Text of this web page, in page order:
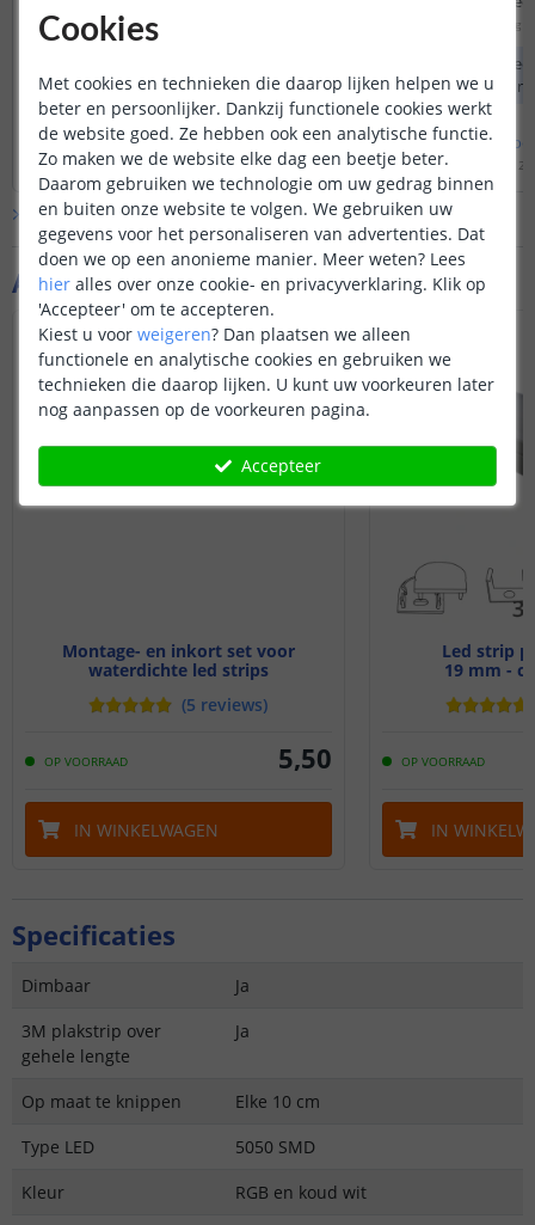
Aanvullende producten
Montage- en inkort set voor
waterdichte led strips
(5 reviews)
OP VOORRAAD 5,50
IN WINKELWAGEN
Led strip
19 mm -
OP VOORRAAD
IN
bevestigen? En geeft dit dan voldoende
licht voor een hoekaquarium?
Door Glenn op dinsdag 12 januari 2021
doorgegeven in de keuzehulp en deze
set wordt aangeraden, zal dit
voldoende zijn.
Bekijkheleantwoord
Door Lizzy op woensdag 13 januari 2021
maandag
Dat is inderdaad
ledstrips worden
Bekijkhele
Door Lizzy op maandag
Bekijk alle Vraag & antwoord
Specificaties
Dimbaar
Ja
3M plakstrip over
gehele lengte
Ja
Op maat te knippen
Elke 10 cm
Type LED
5050 SMD
Kleur
RGB en koud wit
Cookies
Met cookies en technieken die daarop lijken helpen we u
beter en persoonlijker. Dankzij functionele cookies werkt
de website goed. Ze hebben ook een analytische functie.
Zo maken we de website elke dag een beetje beter.
Daarom gebruiken we technologie om uw gedrag binnen
en buiten onze website te volgen. We gebruiken uw
gegevens voor het personaliseren van advertenties. Dat
doen we op een anonieme manier. Meer weten? Lees
hier alles over onze cookie- en privacyverklaring. Klik op
'Accepteer' om te accepteren.
Kiest u voor weigeren? Dan plaatsen we alleen
functionele en analytische cookies en gebruiken we
technieken die daarop lijken. U kunt uw voorkeuren later
nog aanpassen op de voorkeuren pagina.
Accepteer